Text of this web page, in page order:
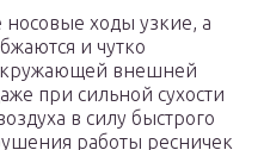
носовые ходы узкие, а
и чутко
внешней
при сильной сухости
в силу быстрого
работы ресничек